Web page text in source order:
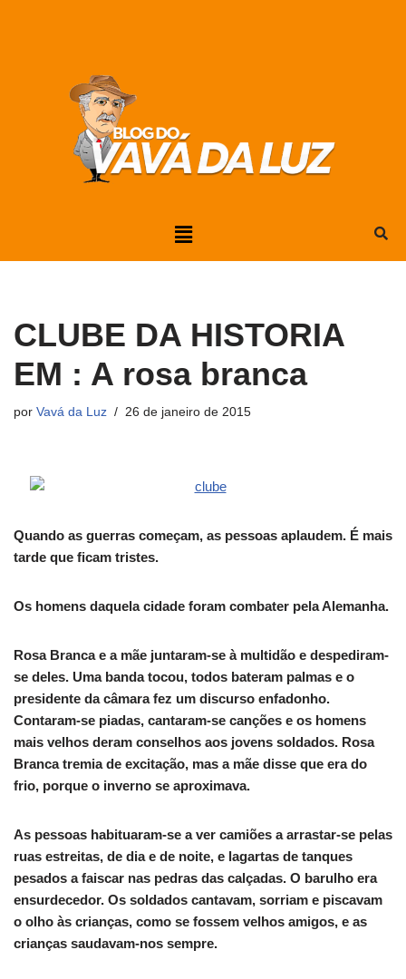
CLUBE DA HISTORIA
EM : A rosa branca
por Vavá da Luz 26 de janeiro de 2015
Quando as guerras começam, as pessoas aplaudem. É mais
tarde que ficam tristes.
Os homens daquela cidade foram combater pela Alemanha.
Rosa Branca e a mãe juntaram-se à multidão e despediram-
se deles. Uma banda tocou, todos bateram palmas e o
presidente da câmara fez um discurso enfadonho.
Contaram-se piadas, cantaram-se canções e os homens
mais velhos deram conselhos aos jovens soldados. Rosa
Branca tremia de excitação, mas a mãe disse que era do
frio, porque o inverno se aproximava.
As pessoas habituaram-se a ver camiões a arrastar-se pelas
ruas estreitas, de dia e de noite, e lagartas de tanques
pesados a faiscar nas pedras das calçadas. O barulho era
ensurdecedor. Os soldados cantavam, sorriam e piscavam
o olho às crianças, como se fossem velhos amigos, e as
crianças saudavam-nos sempre.